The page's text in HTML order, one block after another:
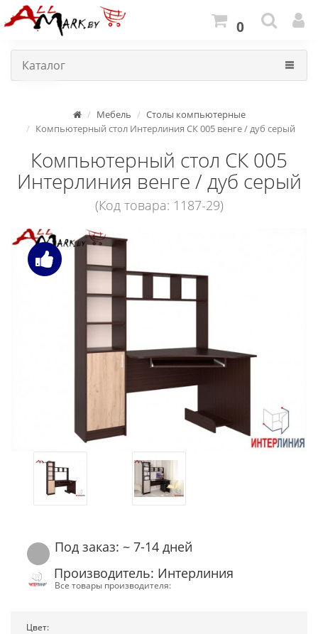
0
Каталог
Мебель
Столы компьютерные
Компьютерный стол Интерлиния СК 005 венге / дуб серый
Компьютерный стол СК 005
Интерлиния венге / дуб серый
(Код товара: 1187-29)
Под заказ: ~ 7-14 дней
Производитель: Интерлиния
Все товары производителя:
Цвет: